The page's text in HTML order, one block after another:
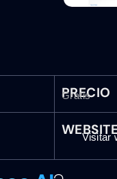
PRECIO
Gratis
WEBSITE
Visitar